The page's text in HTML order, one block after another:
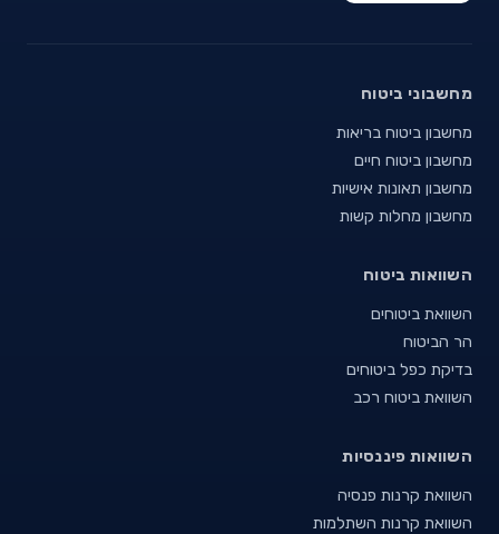
מחשבוני ביטוח
מחשבון ביטוח בריאות
מחשבון ביטוח חיים
מחשבון תאונות אישיות
מחשבון מחלות קשות
השוואות ביטוח
השוואת ביטוחים
הר הביטוח
בדיקת כפל ביטוחים
השוואת ביטוח רכב
השוואות פיננסיות
השוואת קרנות פנסיה
השוואת קרנות השתלמות